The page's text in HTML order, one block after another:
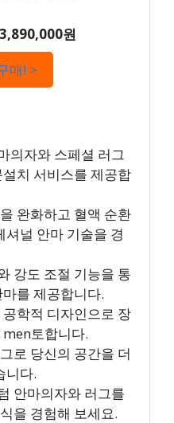
3,890,000원
매! >
의자와 스페셜 러그
치 서비스를 제공합
완화하고 혈액 순환
셔널 안마 기술을 경
강도 조절 기능을 통
를 제공합니다.
학적 디자인으로 장
토합니다.
로 당신의 공간을 더
니다.
안마의자와 러그를
을 경험해 보세요.